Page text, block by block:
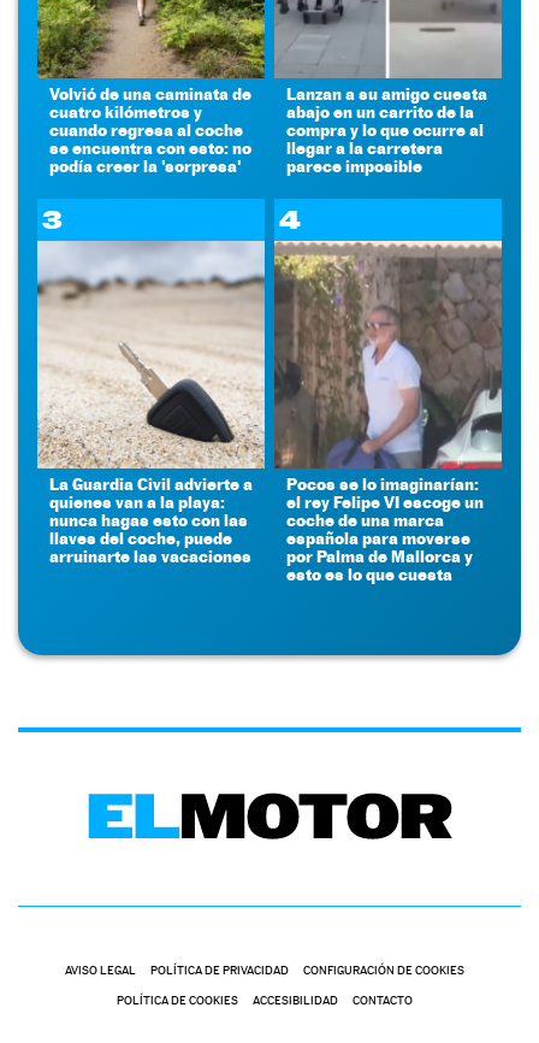
Volvió de una caminata de
cuatro kilómetros y
cuando regresa al coche
se encuentra con esto: no
podía creer la 'sorpresa'
Lanzan a su amigo cuesta
abajo en un carrito de la
compra y lo que ocurre al
llegar a la carretera
parece imposible
3
La Guardia Civil advierte a
quienes van a la playa:
nunca hagas esto con las
llaves del coche, puede
arruinarte las vacaciones
4
Pocos se lo imaginarían:
el rey Felipe VI escoge un
coche de una marca
española para moverse
por Palma de Mallorca y
esto es lo que cuesta
AVISO LEGAL POLÍTICA DE PRIVACIDAD CONFIGURACIÓN DE COOKIES
POLÍTICA DE COOKIES ACCESIBILIDAD CONTACTO